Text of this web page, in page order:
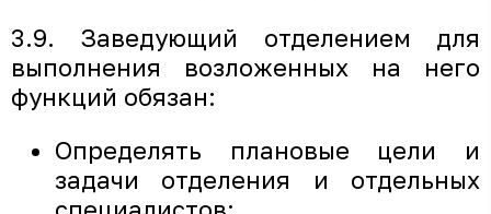
3.9. Заведующий отделением для
выполнения возложенных на него
функций обязан:
Определять плановые цели и
задачи отделения и отдельных